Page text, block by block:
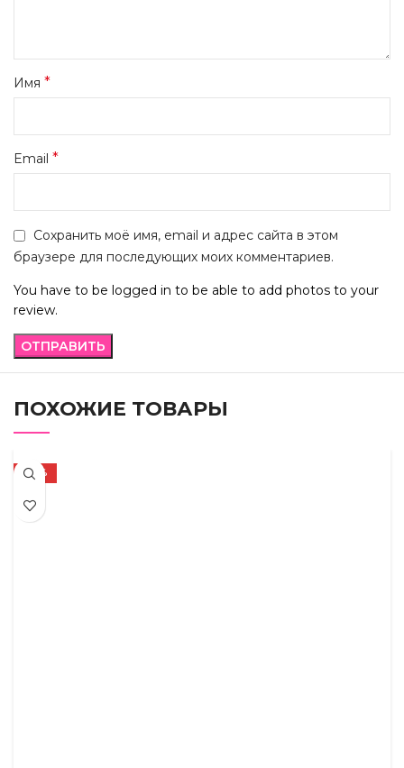
Имя *
Email *
Сохранить моё имя, email и адрес сайта в этом
браузере для последующих моих комментариев.
You have to be logged in to be able to add photos to your
review.
ПОХОЖИЕ ТОВАРЫ
-50%